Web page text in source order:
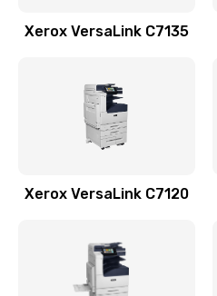
Xerox VersaLink C7135
Xerox VersaLink C7120